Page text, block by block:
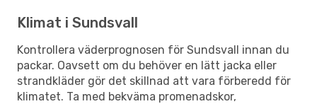
Klimat i Sundsvall
Kontrollera väderprognosen för Sundsvall innan du
packar. Oavsett om du behöver en lätt jacka eller
strandkläder gör det skillnad att vara förberedd för
klimatet. Ta med bekväma promenadskor,